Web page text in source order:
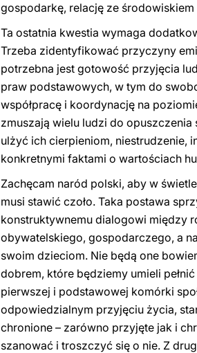
gospodarkę, relację ze
Ta ostatnia kwestia wymaga
Trzeba zidentyfikować przyczyny
potrzebna jest gotowość przyjęcia
praw podstawowych, w tym do
współpracę i koordynację na
zmuszają wielu ludzi do
ulżyć ich cierpieniom, niestrudzenie,
konkretnymi faktami o wartościach
Zachęcam naród polski, aby w
musi stawić czoło. Taka postawa
konstruktywnemu dialogowi między
obywatelskiego, gospodarczego, a
swoim dzieciom. Nie będą one
dobrem, które będziemy umieli
pierwszej i podstawowej komórki
odpowiedzialnym przyjęciu życia,
chronione – zarówno przyjęte jak i
szanować i troszczyć się o nie. Z